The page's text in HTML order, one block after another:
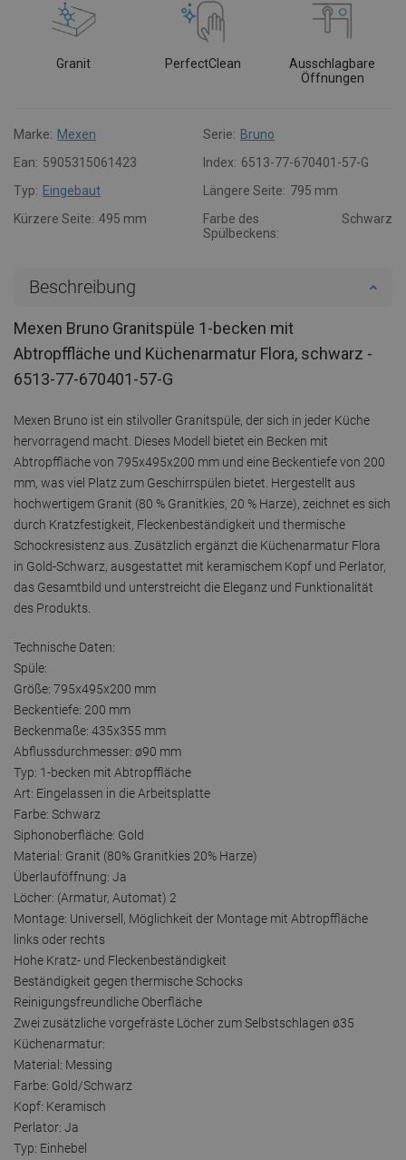
Granit PerfectClean
Ausschlagbare
Öffnungen
Marke: Mexen Serie: Bruno
Ean: 5905315061423 Index: 6513-77-670401-57-G
Typ: Eingebaut Längere Seite: 795 mm
Kürzere Seite: 495 mm
Farbe des
Spülbeckens:
Schwarz
Beschreibung
Mexen Bruno Granitspüle 1-becken mit
Abtropffläche und Küchenarmatur Flora, schwarz -
6513-77-670401-57-G
Mexen Bruno ist ein stilvoller Granitspüle, der sich in jeder Küche
hervorragend macht. Dieses Modell bietet ein Becken mit
Abtropffläche von 795x495x200 mm und eine Beckentiefe von 200
mm, was viel Platz zum Geschirrspülen bietet. Hergestellt aus
hochwertigem Granit (80 % Granitkies, 20 % Harze), zeichnet es sich
durch Kratzfestigkeit, Fleckenbeständigkeit und thermische
Schockresistenz aus. Zusätzlich ergänzt die Küchenarmatur Flora
in Gold-Schwarz, ausgestattet mit keramischem Kopf und Perlator,
das Gesamtbild und unterstreicht die Eleganz und Funktionalität
des Produkts.
Technische Daten:
Spüle:
Größe: 795x495x200 mm
Beckentiefe: 200 mm
Beckenmaße: 435x355 mm
Abflussdurchmesser: ø90 mm
Typ: 1-becken mit Abtropffläche
Art: Eingelassen in die Arbeitsplatte
Farbe: Schwarz
Siphonoberfläche: Gold
Material: Granit (80% Granitkies 20% Harze)
Überlauföffnung: Ja
Löcher: (Armatur, Automat) 2
Montage: Universell, Möglichkeit der Montage mit Abtropffläche
links oder rechts
Hohe Kratz- und Fleckenbeständigkeit
Beständigkeit gegen thermische Schocks
Reinigungsfreundliche Oberfläche
Zwei zusätzliche vorgefräste Löcher zum Selbstschlagen ø35
Küchenarmatur:
Material: Messing
Farbe: Gold/Schwarz
Kopf: Keramisch
Perlator: Ja
Typ: Einhebel